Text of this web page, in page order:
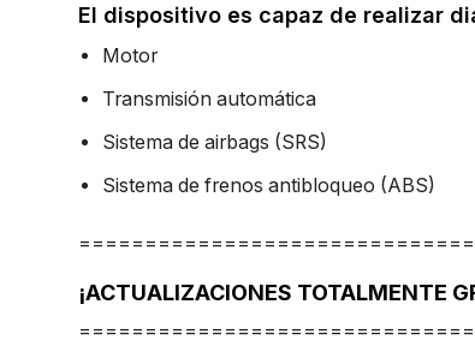
El dispositivo es capaz de realizar
Motor
Transmisión automática
Sistema de airbags (SRS)
Sistema de frenos antibloqueo (ABS)
¡ACTUALIZACIONES TOTALMENTE